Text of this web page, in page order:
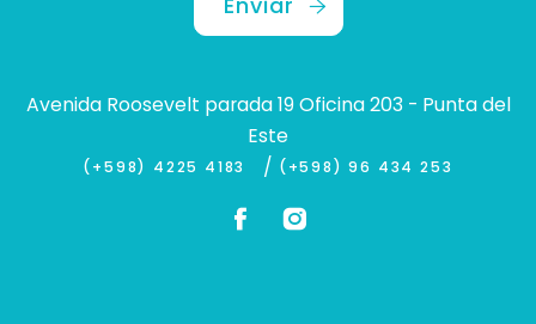
Avenida Roosevelt parada 19 Oficina 203 - Punta del
Este
(+598) 4225 4183 / (+598) 96 434 253